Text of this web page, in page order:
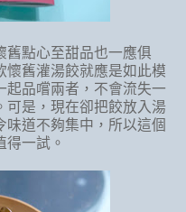
舊點心至甜品也一應俱
懷舊灌湯餃就應是如此模
起品嚐兩者，不會流失一
可是，現在卻把餃放入湯
道不夠集中，所以這個
得一試。